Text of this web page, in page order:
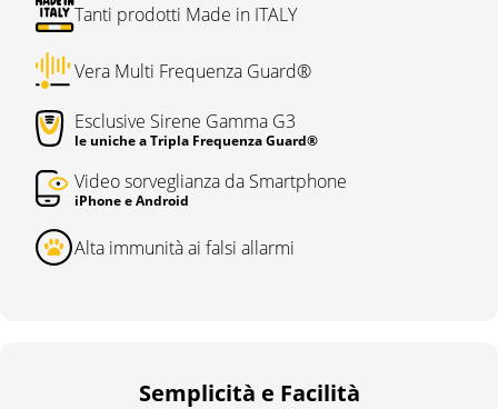
Tanti prodotti Made in ITALY
Vera Multi Frequenza Guard®
Esclusive Sirene Gamma G3
le uniche a Tripla Frequenza Guard®
Video sorveglianza da Smartphone
iPhone e Android
Alta immunità ai falsi allarmi
Semplicità e Facilità